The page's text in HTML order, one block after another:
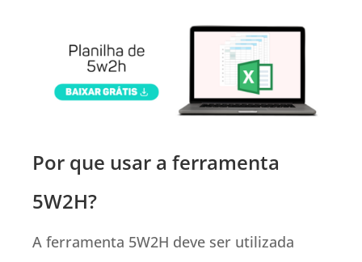
Por que usar a ferramenta
5W2H?
A ferramenta 5W2H deve ser utilizada